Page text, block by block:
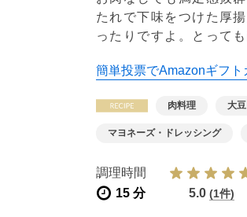
たれで下味をつけた厚
ったりですよ。とって
簡単投票でAmazonギフト
肉料理 大
マヨネーズ・ドレッシング
調理時間
15 分
5.0 (1件)